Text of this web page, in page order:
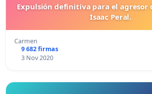
Expulsión definitiva para el agresor
Isaac Peral.
Carmen
9 682 firmas
3 Nov 2020